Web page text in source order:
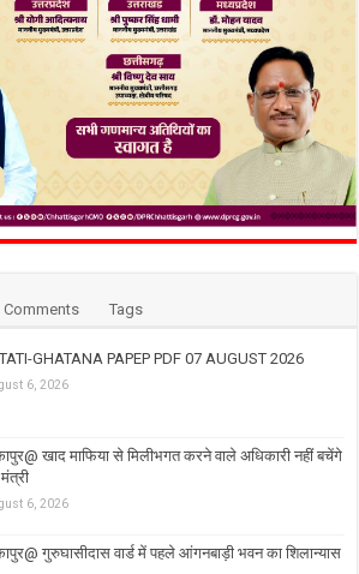
Comments Tags
GHATANA PAPEP PDF 07 AUGUST 2026
6, 2026
खाद माफिया से मिलीभगत करने वाले अधिकारी नहीं बचेंगे
6, 2026
गुरुघासीदास वार्ड में पहले आंगनबाड़ी भवन का शिलान्यास